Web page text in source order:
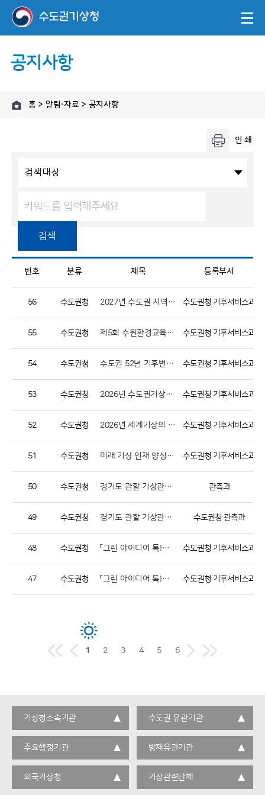
공지사항
홈 > 알림·자료 > 공지사항
검색대상
검색
번호 분류 제목 등록부서
56 수도권청 2027년 수도권 지역기상융합서비스 수요조사 수도권청 기후서비스과
55 수도권청 제5회 수원환경교육주간 「기상기후 사진·콘텐츠 전시회」 개최 알림 수도권청 기후서비스과
54 수도권청 수도권 52년 기후변화 분석 보고서 수도권청 기후서비스과
53 수도권청 2026년 수도권기상청 기후변화과학 이해확산 프로그램 안내 수도권청 기후서비스과
52 수도권청 2026년 세계기상의 날 기념 기상기후 사진·콘텐츠 전시회 개최 알림 수도권청 기후서비스과
51 수도권청 미래 기상 인재 양성을 위한 수도권기상청 견학 프로그램, 「수원 E:음 공유학교」 신청 안내 수도권청 기후서비스과
50 수도권청 경기도 관할 기상관측자료 제공 일시 중단 알림 관측과
49 수도권청 경기도 관할 기상관측자료 제공 일시 중단 알림 수도권청 관측과
48 수도권청 「그린 아이디어 톡!톡!」 지구를 위한 약속 공모전 작품 전시회 안내 수도권청 기후서비스과
47 수도권청 「그린 아이디어 톡!톡!」 지구를 위한 약속 공모전 수상작 발표 수도권청 기후서비스과
1 2 3 4 5 6
기상청소속기관 수도권 유관기관
주요행정기관 방재유관기관
외국기상청 기상관련단체